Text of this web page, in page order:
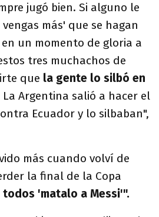
jugó bien. Si alguno le
más' que se hagan
un momento de gloria a
tres muchachos de
que la gente lo silbó en
La Argentina salió a hacer el
Ecuador y lo silbaban",
más cuando volví de
la final de la Copa
todos 'matalo a Messi'".